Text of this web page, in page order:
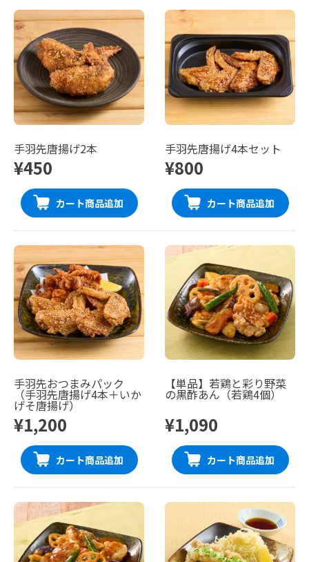
手羽先唐揚げ2本
¥450
カート商品追加
手羽先唐揚げ4本セット
¥800
カート商品追加
手羽先おつまみパック
（手羽先唐揚げ4本＋いか
げそ唐揚げ）
¥1,200
カート商品追加
【単品】若鶏と彩り野菜
の黒酢あん（若鶏4個）
¥1,090
カート商品追加